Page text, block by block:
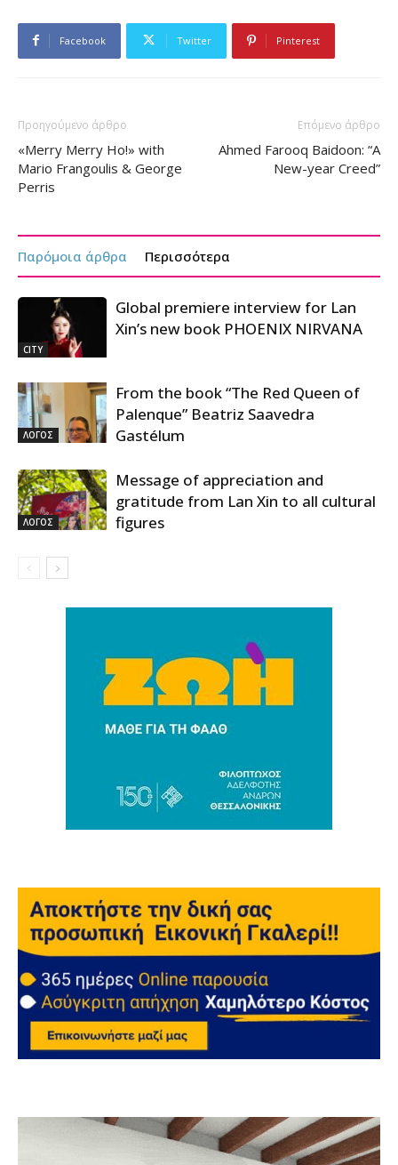
Facebook Twitter Pinterest
Προηγούμενο άρθρο
«Merry Merry Ηo!» with
Mario Frangoulis & George
Perris
Επόμενο άρθρο
Ahmed Farooq Baidoon: “A
New-year Creed”
Παρόμοια άρθρα Περισσότερα
CITY
Global premiere interview for Lan
Xin’s new book PHOENIX NIRVANA
ΛΟΓΟΣ
From the book “The Red Queen of
Palenque” Beatriz Saavedra
Gastélum
ΛΟΓΟΣ
Message of appreciation and
gratitude from Lan Xin to all cultural
figures